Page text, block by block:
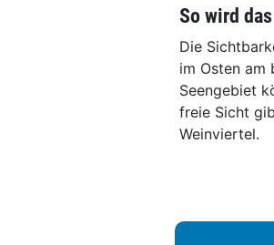
So wird
Die
im Osten am
Seengebiet
freie Sicht
Weinviertel.